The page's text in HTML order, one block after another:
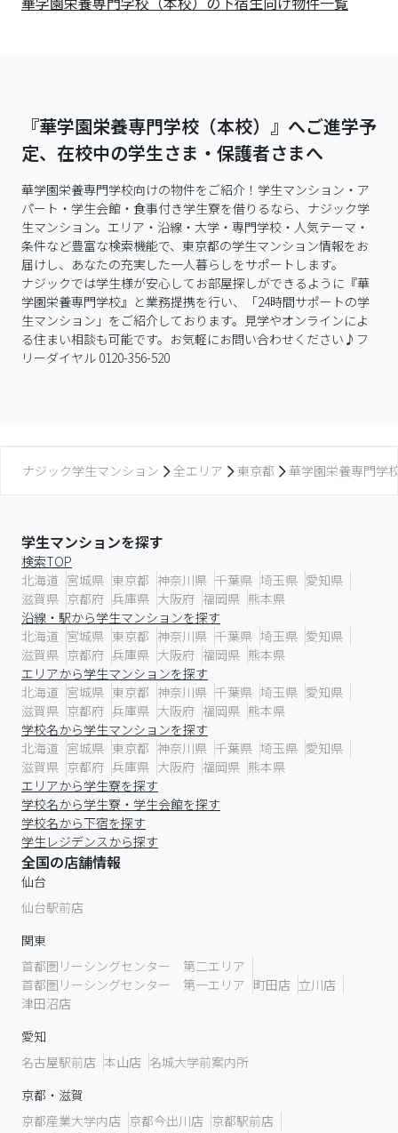
『華学園栄養専門学校（本校）』へご進学予
定、在校中の学生さま・保護者さまへ
華学園栄養専門学校向けの物件をご紹介！学生マンション・ア
パート・学生会館・食事付き学生寮を借りるなら、ナジック学
生マンション。エリア・沿線・大学・専門学校・人気テーマ・
条件など豊富な検索機能で、東京都の学生マンション情報をお
届けし、あなたの充実した一人暮らしをサポートします。
ナジックでは学生様が安心してお部屋探しができるように『華
学園栄養専門学校』と業務提携を行い、「24時間サポートの学
生マンション」をご紹介しております。見学やオンラインによ
る住まい相談も可能です。お気軽にお問い合わせください♪フ
リーダイヤル 0120-356-520
ナジック学生マンション 全エリア 東京都 華学園栄養専門学
学生マンションを探す
検索TOP
北海道 宮城県 東京都 神奈川県 千葉県 埼玉県 愛知県
滋賀県 京都府 兵庫県 大阪府 福岡県 熊本県
沿線・駅から学生マンションを探す
北海道 宮城県 東京都 神奈川県 千葉県 埼玉県 愛知県
滋賀県 京都府 兵庫県 大阪府 福岡県 熊本県
エリアから学生マンションを探す
北海道 宮城県 東京都 神奈川県 千葉県 埼玉県 愛知県
滋賀県 京都府 兵庫県 大阪府 福岡県 熊本県
学校名から学生マンションを探す
北海道 宮城県 東京都 神奈川県 千葉県 埼玉県 愛知県
滋賀県 京都府 兵庫県 大阪府 福岡県 熊本県
エリアから学生寮を探す
学校名から学生寮・学生会館を探す
学校名から下宿を探す
学生レジデンスから探す
全国の店舗情報
仙台
仙台駅前店
関東
首都圏リーシングセンター 第二エリア
首都圏リーシングセンター 第一エリア 町田店 立川店
津田沼店
愛知
名古屋駅前店 本山店 名城大学前案内所
京都・滋賀
京都産業大学内店 京都今出川店 京都駅前店